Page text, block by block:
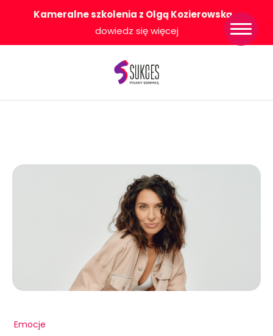
Kameralne szkolenia z Olgą Kozierowską-
dowiedz się więcej
Emocje
Strona główna
Konkurs Sukces